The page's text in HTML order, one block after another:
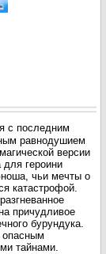
с последним
равнодушием
версии
для героини
чьи мечты о
катастрофой.
причудливое
бурундука.
опасным
тайнами.